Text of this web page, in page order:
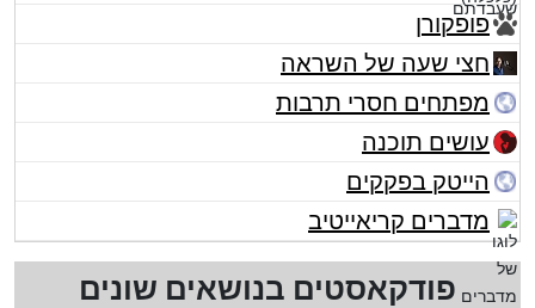
פופקורן
חצי שעה של השראה
מפתחים חסרי תרבות
עושים תוכנה
הייטק בפקקים
מדברים קריאייטיב
פודקאסטים בנושאים שונים